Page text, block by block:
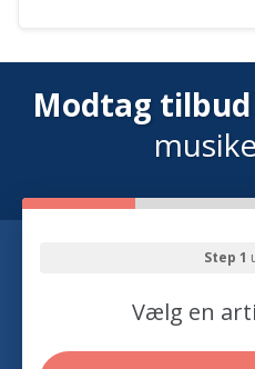
Modtag tilbud
Step 1
Vælg en